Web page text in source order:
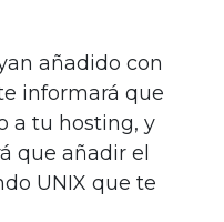
añadido con
informará que
a tu hosting, y
que añadir el
UNIX que te